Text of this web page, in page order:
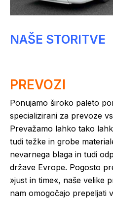
NAŠE STORITVE
PREVOZI
Ponujamo široko paleto
specializirani za prevoze
Prevažamo lahko tako
tudi težke in grobe
nevarnega blaga in tudi
države Evrope. Pogosto
»just in time«, naše velike
nam omogočajo prepeljati